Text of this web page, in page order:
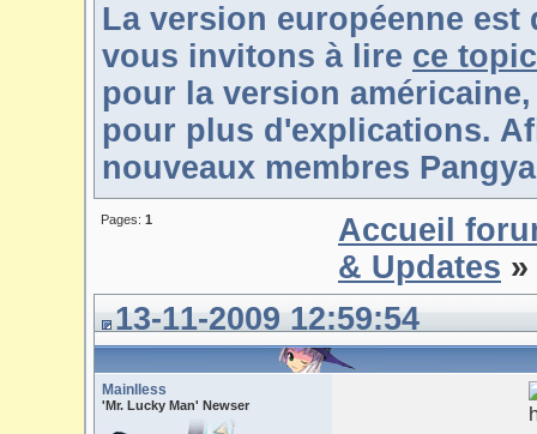
La version européenne
vous invitons à lire ce topic
pour la version
pour plus d'explications.
nouveaux membres
Pages: 1
Accueil
& Updates
13-11-2009 12:59:54
Mainlless
'Mr. Lucky Man' Newser